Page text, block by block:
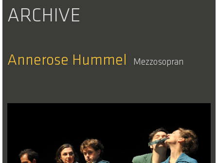
ARCHIVE
Annerose Hummel Mezzosopran